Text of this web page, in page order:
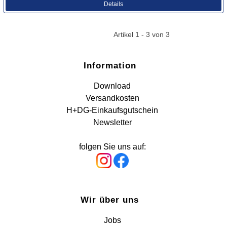
Details
Artikel 1 - 3 von 3
Information
Download
Versandkosten
H+DG-Einkaufsgutschein
Newsletter
folgen Sie uns auf:
Wir über uns
Jobs